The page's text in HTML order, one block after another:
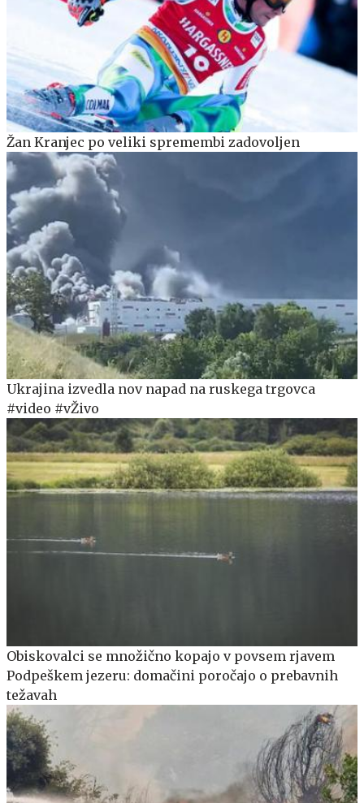
Žan Kranjec po veliki spremembi zadovoljen
Ukrajina izvedla nov napad na ruskega trgovca
#video #vŽivo
Obiskovalci se množično kopajo v povsem rjavem
Podpeškem jezeru: domačini poročajo o prebavnih
težavah